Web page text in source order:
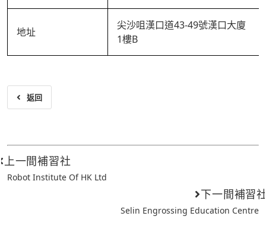
地址
尖沙咀漢口道43-49號漢口大廈
1樓B
返回
上一間補習社
Robot Institute Of HK Ltd
下一間補習
Selin Engrossing Education Centre